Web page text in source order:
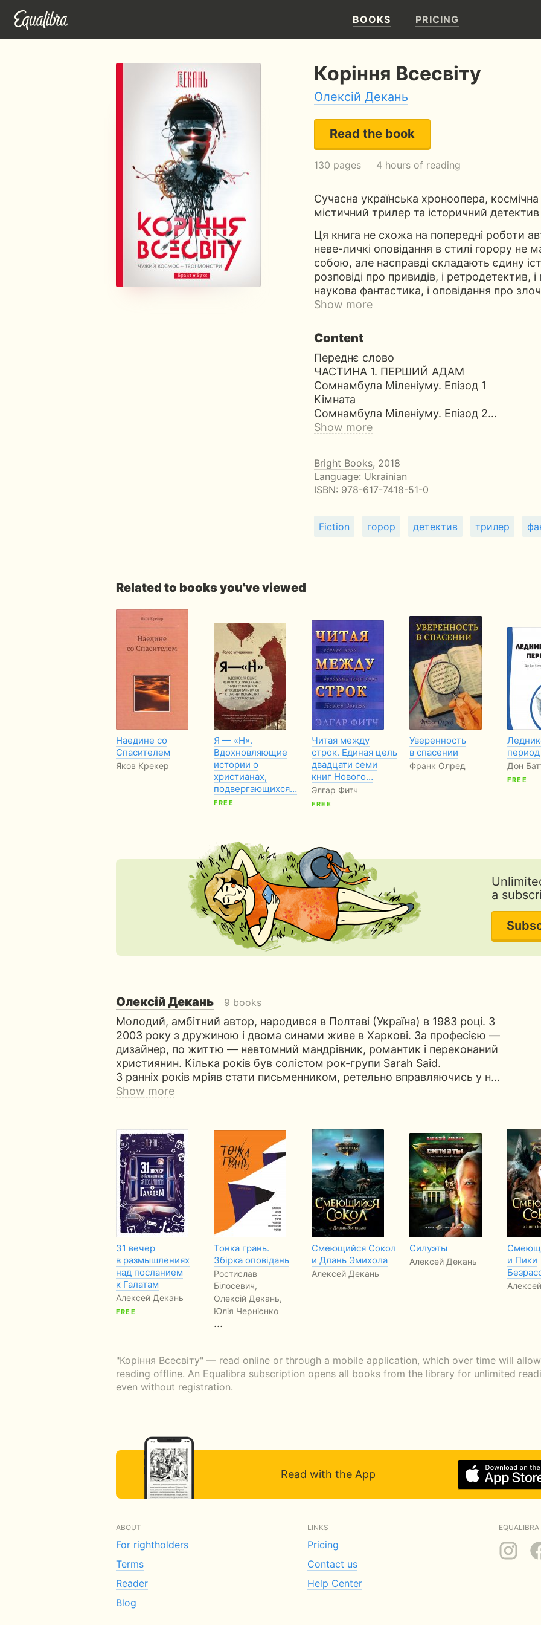
BOOKS PRICING
Коріння Всесвіту
Олексій Декань
Read the book
130 pages 4 hours of reading
Сучасна українська хроноопера,
містичний трилер та історичний
Ця книга не схожа на попередні роботи
неве-личкі оповідання в стилі горору не
собою, але насправді складають єдину
розповіді про привидів, і ретродетектив,
наукова фантастика, і оповідання про
Show more
Content
Переднє слово
ЧАСТИНА 1. ПЕРШИЙ АДАМ
Сомнамбула Міленіуму. Епізод 1
Кімната
Сомнамбула Міленіуму. Епізод 2…
Show more
Bright Books, 2018
Language: Ukrainian
ISBN: 978-617-7418-51-0
Fiction горор детектив трилер
Related to books you've viewed
Наедине со
Спасителем
Яков Крекер
Я — «Н».
Вдохновляющие
истории о
христианах,
подвергающихся…
FREE
Читая между
строк. Единая цель
двадцати семи
книг Нового…
Элгар Фитч
FREE
Уверенность
в спасении
Франк Олред
период
Дон
FREE
a
Олексій Декань 9 books
Молодий, амбітний автор, народився в Полтаві (Україна) в 1983 році. З
2003 року з дружиною і двома синами живе в Харкові. За професією —
дизайнер, по життю — невтомний мандрівник, романтик і переконаний
християнин. Кілька років був солістом рок-групи Sarah Said.
З ранніх років мріяв стати письменником, ретельно вправляючись у н…
Show more
31 вечер
в размышлениях
над посланием
к Галатам
Алексей Декань
FREE
Тонка грань.
Збірка оповідань
Ростислав
Білосевич,
Олексій Декань,
Юлія Чернієнко
...
Смеющийся Сокол
и Длань Эмихола
Алексей Декань
Силуэты
Алексей Декань
и Пики
"Коріння Всесвіту" — read online or through a mobile application, which over time will
reading offline. An Equalibra subscription opens all books from the library for unlimited
even without registration.
Read with the App
ABOUT
For rightholders
Terms
Reader
Blog
LINKS
Pricing
Contact us
Help Center